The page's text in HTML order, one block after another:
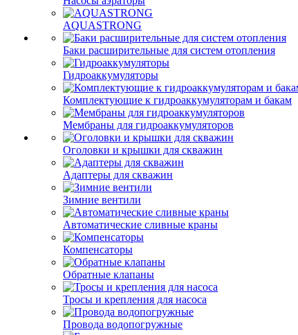
AQUASTRONG
Баки расширительные для систем отопления
Гидроаккумуляторы
Комплектующие к гидроаккумуляторам и бакам
Мембраны для гидроаккумуляторов
Оголовки и крышки для скважин
Адаптеры для скважин
Зимние вентили
Автоматические сливные краны
Компенсаторы
Обратные клапаны
Тросы и крепления для насоса
Провода водопогружные